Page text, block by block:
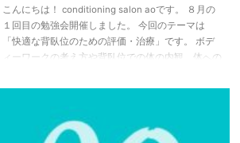
こんにちは！ conditioning salon aoです。 ８月の
１回目の勉強会開催しました。 今回のテーマは
「快適な背臥位のための評価・治療」です。 ボデ
ィーワークの考え方や背臥位での体の内観、体への
とで体が変わることを体感できたのではないかと思
治療」です。 興味のある方は
ka18bigbook@yahoo.co.jpまでご連絡お待ちしてい